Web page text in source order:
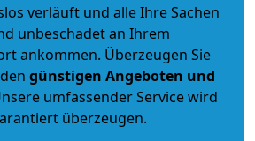
verläuft und alle Ihre Sachen
unbeschadet an Ihrem
ankommen. Überzeugen Sie
günstigen Angeboten und
umfassender Service wird
überzeugen.